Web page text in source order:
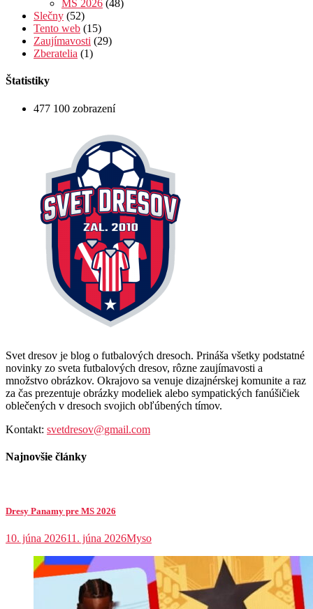
MS 2026 (48)
Slečny (52)
Tento web (15)
Zaujímavosti (29)
Zberatelia (1)
Štatistiky
477 100 zobrazení
Svet dresov je blog o futbalových dresoch. Prináša všetky podstatné
novinky zo sveta futbalových dresov, rôzne zaujímavosti a
množstvo obrázkov. Okrajovo sa venuje dizajnérskej komunite a raz
za čas prezentuje obrázky modeliek alebo sympatických fanúšičiek
oblečených v dresoch svojich obľúbených tímov.
Kontakt: svetdresov@gmail.com
Najnovšie články
Dresy Panamy pre MS 2026
10. júna 202611. júna 2026Myso